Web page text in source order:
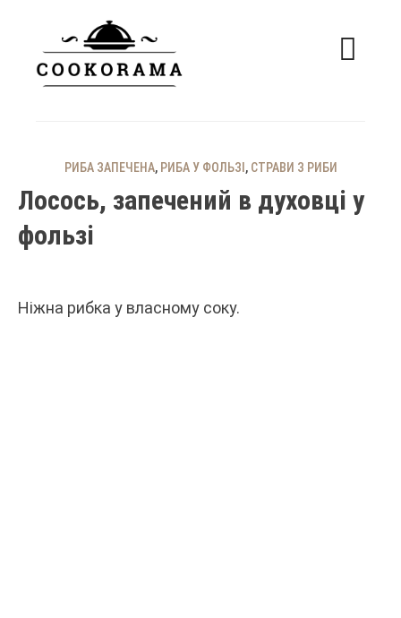
content
РИБА ЗАПЕЧЕНА, РИБА У ФОЛЬЗІ , СТРАВИ З РИБИ
Лосось, запечений в духовці у
фользі
Ніжна рибка у власному соку.